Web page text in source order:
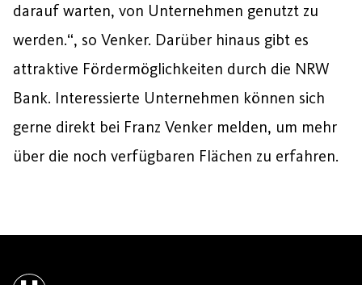
darauf warten, von Unternehmen genutzt zu
werden.“, so Venker. Darüber hinaus gibt es
attraktive Fördermöglichkeiten durch die NRW
Bank. Interessierte Unternehmen können sich
gerne direkt bei Franz Venker melden, um mehr
über die noch verfügbaren Flächen zu erfahren.